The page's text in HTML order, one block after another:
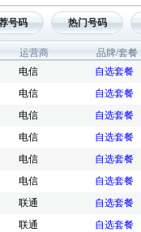
号码 热门号码
运营商 品牌/套餐
电信 自选套餐
电信 自选套餐
电信 自选套餐
电信 自选套餐
电信 自选套餐
电信 自选套餐
联通 自选套餐
联通 自选套餐